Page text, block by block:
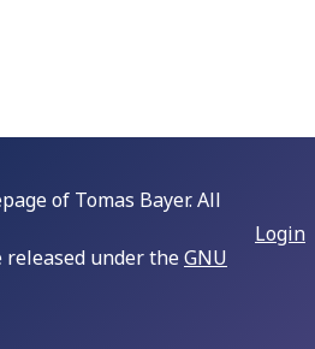
of Tomas Bayer. All
released under theGNU
Login